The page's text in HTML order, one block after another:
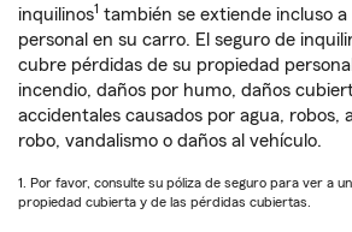
inquilinos1 también se extiende incluso a
personal en su carro. El seguro de
cubre pérdidas de su propiedad
incendio, daños por humo, daños
accidentales causados por agua, robos,
robo, vandalismo o daños al vehículo.
1. Por favor, consulte su póliza de seguro para ver a
propiedad cubierta y de las pérdidas cubiertas.